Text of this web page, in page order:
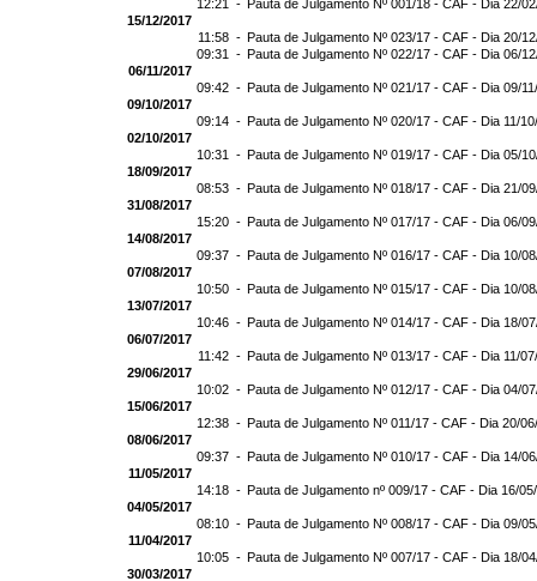
12:21 - Pauta de Julgamento Nº 001/18 - CAF - Dia 22/
15/12/2017
11:58 - Pauta de Julgamento Nº 023/17 - CAF - Dia 20/
09:31 - Pauta de Julgamento Nº 022/17 - CAF - Dia 06/
06/11/2017
09:42 - Pauta de Julgamento Nº 021/17 - CAF - Dia 09/
09/10/2017
09:14 - Pauta de Julgamento Nº 020/17 - CAF - Dia 11/
02/10/2017
10:31 - Pauta de Julgamento Nº 019/17 - CAF - Dia 05/
18/09/2017
08:53 - Pauta de Julgamento Nº 018/17 - CAF - Dia 21/
31/08/2017
15:20 - Pauta de Julgamento Nº 017/17 - CAF - Dia 06/
14/08/2017
09:37 - Pauta de Julgamento Nº 016/17 - CAF - Dia 10/
07/08/2017
10:50 - Pauta de Julgamento Nº 015/17 - CAF - Dia 10/
13/07/2017
10:46 - Pauta de Julgamento Nº 014/17 - CAF - Dia 18/
06/07/2017
11:42 - Pauta de Julgamento Nº 013/17 - CAF - Dia 11/
29/06/2017
10:02 - Pauta de Julgamento Nº 012/17 - CAF - Dia 04/
15/06/2017
12:38 - Pauta de Julgamento Nº 011/17 - CAF - Dia 20/
08/06/2017
09:37 - Pauta de Julgamento Nº 010/17 - CAF - Dia 14/
11/05/2017
14:18 - Pauta de Julgamento nº 009/17 - CAF - Dia 16/
04/05/2017
08:10 - Pauta de Julgamento Nº 008/17 - CAF - Dia 09/
11/04/2017
10:05 - Pauta de Julgamento Nº 007/17 - CAF - Dia 18/
30/03/2017